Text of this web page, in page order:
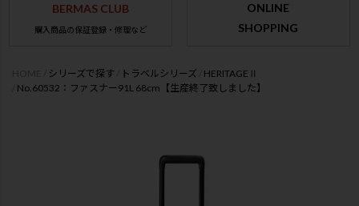
BERMAS CLUB
購入商品の保証登録・修理など
ONLINE
SHOPPING
シリーズで探す トラベルシリーズ
HERITAGEⅡ
No.60532：ファスナー91L 68cm【生産終了致しました】